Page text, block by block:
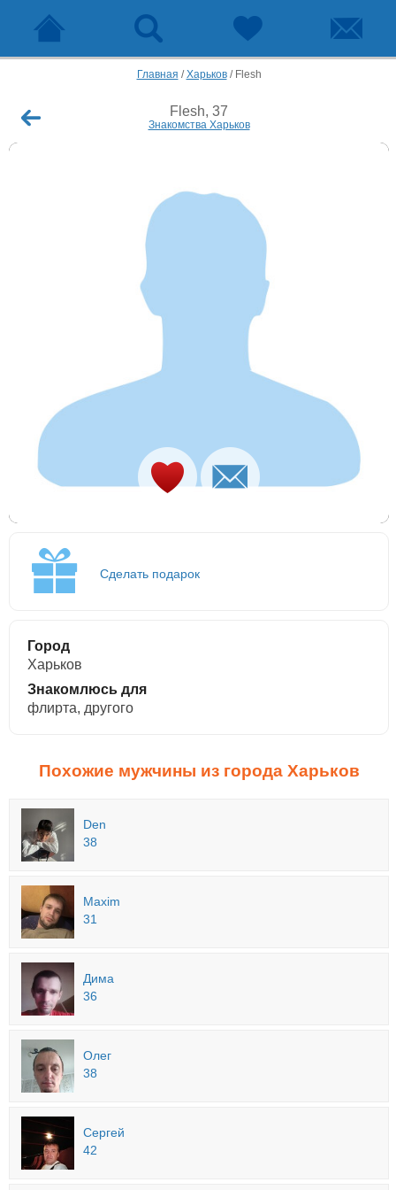
Главная /Харьков/ Flesh
Flesh, 37
Знакомства Харьков
Сделать подарок
Город
Харьков
Знакомлюсь для
флирта, другого
Похожие мужчины из города Харьков
Den
38
Maxim
31
Дима
36
Олег
38
Сергей
42